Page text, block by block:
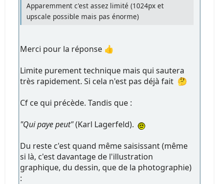
Apparemment c'est assez limité (1024px et
upscale possible mais pas énorme)
Merci pour la réponse 👍
Limite purement technique mais qui sautera
très rapidement. Si cela n'est pas déjà fait 🤔
Cf ce qui précède. Tandis que :
"Qui paye peut"(Karl Lagerfeld).
Du reste c'est quand même saisissant (même
si là, c'est davantage de l'illustration
graphique, du dessin, que de la photographie)
: